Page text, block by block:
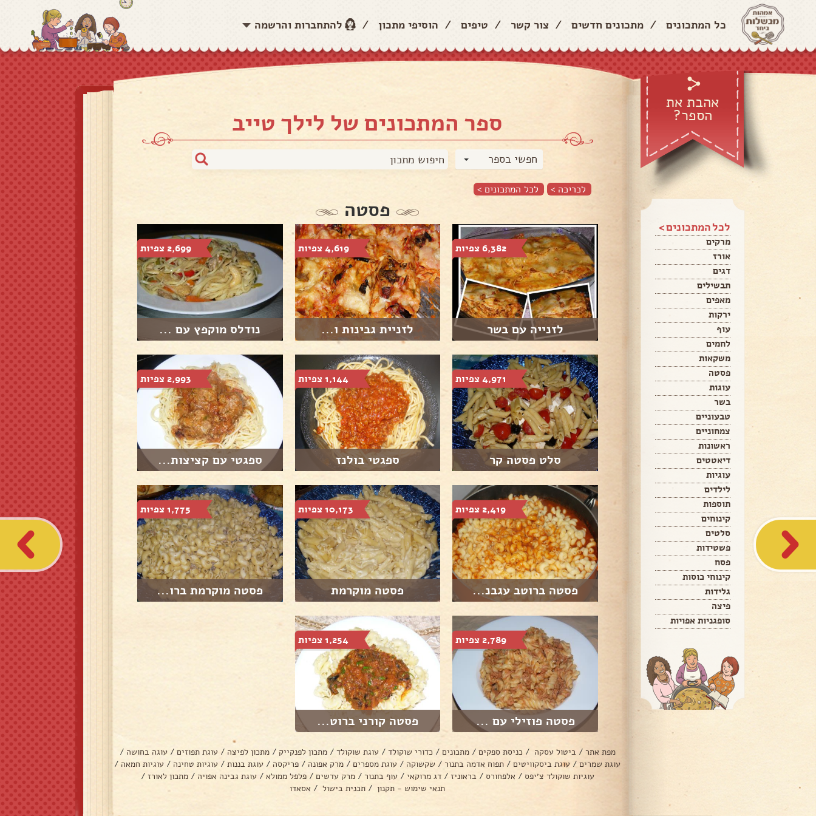
כל המתכונים / מתכונים חדשים / צור קשר / טיפים / הוסיפי מתכון / להתחברות והרשמה
אהבת את
הספר?
לכל המתכונים >
מרקים
אורז
דגים
תבשילים
מאפים
ירקות
עוף
לחמים
משקאות
פסטה
עוגות
בשר
טבעוניים
צמחוניים
ראשונות
דיאטטים
עוגיות
לילדים
תוספות
קינוחים
סלטים
פשטידות
פסח
קינוחי כוסות
גלידות
פיצה
סופגניות אפויות
ספר המתכונים של לילך טייב
חפשי בספר
לכריכה > לכל המתכונים >
פסטה
6,382 צפיות
לזנייה עם בשר
4,619 צפיות
לזניית גבינות ו...
2,699 צפיות
נודלס מוקפץ עם ...
4,971 צפיות
סלט פסטה קר
1,144 צפיות
ספגטי בולנז
2,993 צפיות
ספגטי עם קציצות...
2,419 צפיות
פסטה ברוטב עגבנ...
10,173 צפיות
פסטה מוקרמת
1,775 צפיות
פסטה מוקרמת ברו...
2,789 צפיות
פסטה פוזילי עם ...
1,254 צפיות
פסטה קורני ברוט...
מפת אתר / ביטול עסקה / כניסת ספקים / מתכונים / כדורי שוקולד / עוגת שוקולד / מתכון לפנקייק / מתכון לפיצה / עוגת תפוזים / עוגה בחושה /
עוגת שמרים / עוגת ביסקוויטים / תפוח אדמה בתנור / שקשוקה / עוגת מספרים / מרק אפונה / פריקסה / עוגת בננות / עוגיות טחינה / עוגיות חמאה /
עוגיות שוקולד צ׳יפס / אלפחורס / בראוניז / דג מרוקאי / עוף בתנור / מרק עדשים / פלפל ממולא / עוגת גבינה אפויה / מתכון לאורז /
תנאי שימוש - תקנון / תכנית בישול / אסאדו